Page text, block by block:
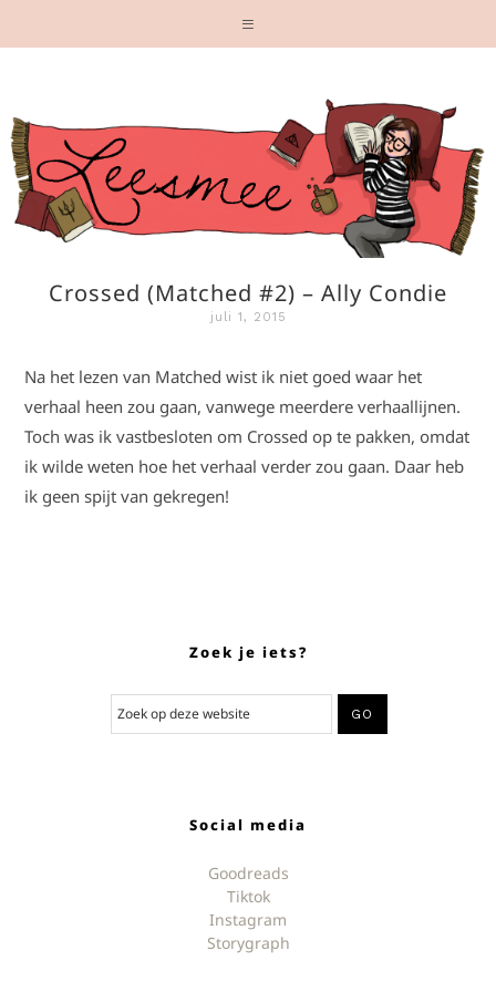
Crossed (Matched #2) – Ally Condie
juli 1, 2015
Na het lezen van Matched wist ik niet goed waar het
verhaal heen zou gaan, vanwege meerdere verhaallijnen.
Toch was ik vastbesloten om Crossed op te pakken, omdat
ik wilde weten hoe het verhaal verder zou gaan. Daar heb
ik geen spijt van gekregen!
Zoek je iets?
Social media
Goodreads
Tiktok
Instagram
Storygraph